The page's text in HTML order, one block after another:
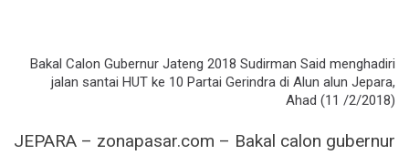
Bakal Calon Gubernur Jateng 2018 Sudirman Said menghadiri
jalan santai HUT ke 10 Partai Gerindra di Alun alun Jepara,
Ahad (11 /2/2018)
JEPARA – zonapasar.com – Bakal calon gubernur